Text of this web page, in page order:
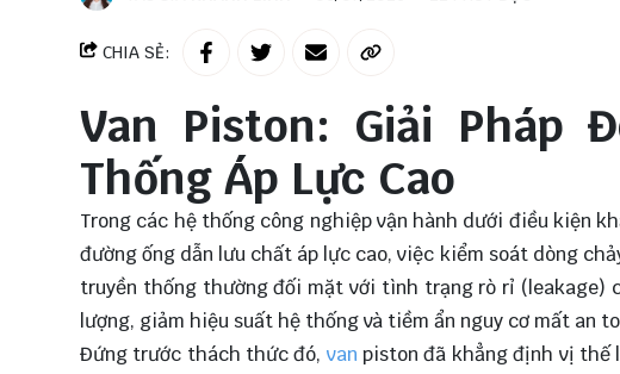
CHIA SẺ:
Van Piston: Giải Pháp
Thống Áp Lực Cao
Trong các hệ thống công nghiệp vận hành dưới điều kiện
đường ống dẫn lưu chất áp lực cao, việc kiểm soát dòng
truyền thống thường đối mặt với tình trạng rò rỉ (leakage)
lượng, giảm hiệu suất hệ thống và tiềm ẩn nguy cơ mất an
Đứng trước thách thức đó, vanpiston đã khẳng định vị thế